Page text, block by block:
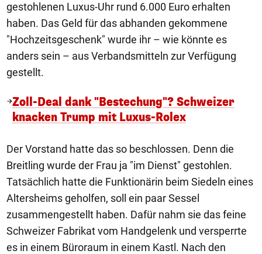
gestohlenen Luxus-Uhr rund 6.000 Euro erhalten
haben. Das Geld für das abhanden gekommene
"Hochzeitsgeschenk" wurde ihr – wie könnte es
anders sein – aus Verbandsmitteln zur Verfügung
gestellt.
Zoll-Deal dank "Bestechung"? Schweizer
knacken Trump mit Luxus-Rolex
Der Vorstand hatte das so beschlossen. Denn die
Breitling wurde der Frau ja "im Dienst" gestohlen.
Tatsächlich hatte die Funktionärin beim Siedeln eines
Altersheims geholfen, soll ein paar Sessel
zusammengestellt haben. Dafür nahm sie das feine
Schweizer Fabrikat vom Handgelenk und versperrte
es in einem Büroraum in einem Kastl. Nach den